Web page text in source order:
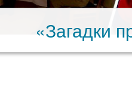
«Загадки